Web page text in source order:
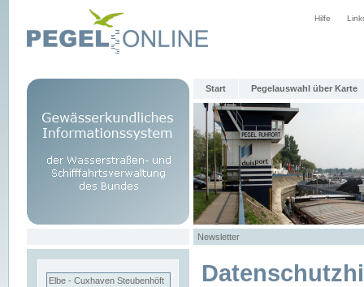
Hilfe
Start Pegelauswahl über Karte
Newsletter
Elbe - Cuxhaven Steubenhöft